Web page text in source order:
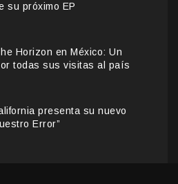
su próximo EP
Horizon en México: Un
todas sus visitas al país
presenta su nuevo
Error”